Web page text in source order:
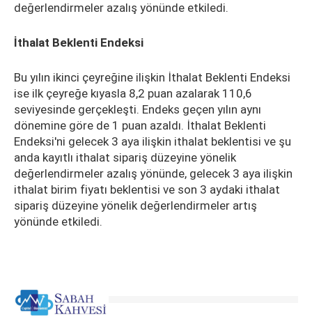
değerlendirmeler azalış yönünde etkiledi.
İthalat Beklenti Endeksi
Bu yılın ikinci çeyreğine ilişkin İthalat Beklenti Endeksi
ise ilk çeyreğe kıyasla 8,2 puan azalarak 110,6
seviyesinde gerçekleşti. Endeks geçen yılın aynı
dönemine göre de 1 puan azaldı. İthalat Beklenti
Endeksi'ni gelecek 3 aya ilişkin ithalat beklentisi ve şu
anda kayıtlı ithalat sipariş düzeyine yönelik
değerlendirmeler azalış yönünde, gelecek 3 aya ilişkin
ithalat birim fiyatı beklentisi ve son 3 aydaki ithalat
sipariş düzeyine yönelik değerlendirmeler artış
yönünde etkiledi.